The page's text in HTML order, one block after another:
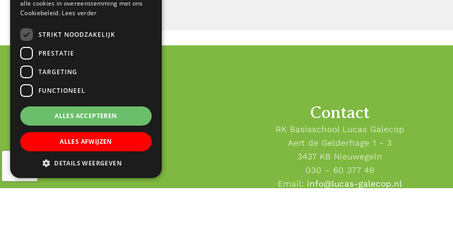
Contact
RK Basisschool Lucas Galecop
Aert de Gelderhage 1 - 3
3437 KB Nieuwegein
030 – 60 377 49
Email: info@lucas-galecop.nl
alle cookies in overeenstemming met ons
Cookiebeleid. Lees verder
STRIKT NOODZAKELIJK
PRESTATIE
TARGETING
FUNCTIONEEL
ALLES ACCEPTEREN
ALLES AFWIJZEN
DETAILS WEERGEVEN